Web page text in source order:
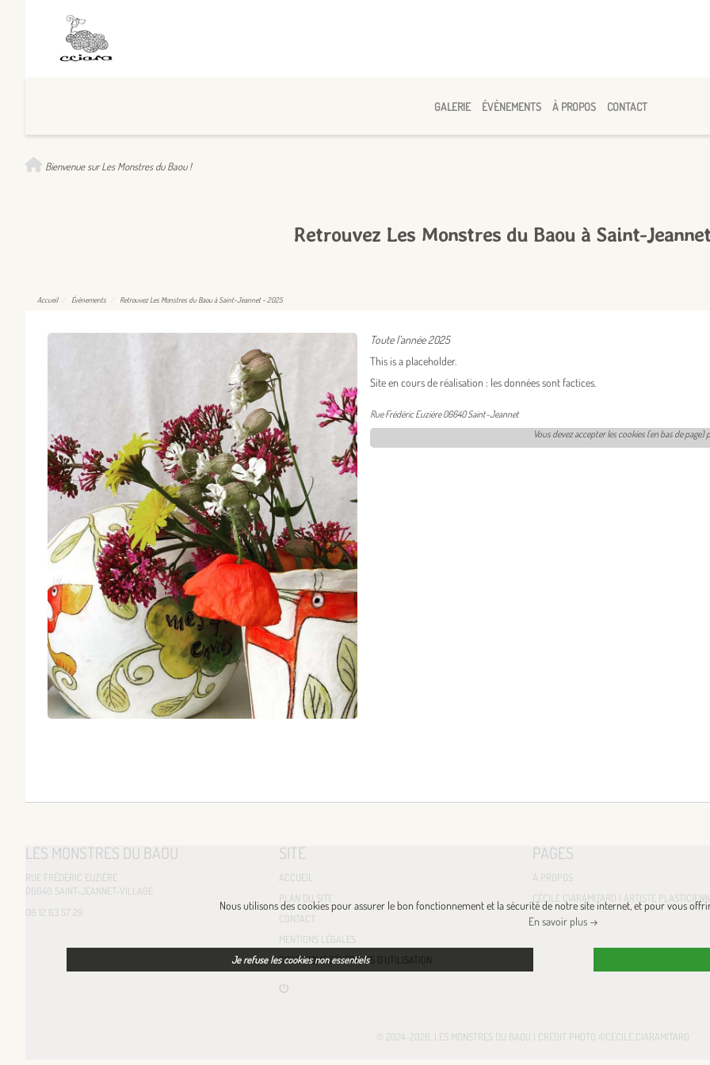
Nous utilisons des cookies pour assurer le bon fonctionnement et la sécurité de notre site internet, et pour vous
En savoir plus →
Je refuse les cookies non essentiels
GALERIE ÉVÈNEMENTS À PROPOS CONTACT
Bienvenue sur Les Monstres du Baou !
Retrouvez Les Monstres du Baou à Saint-
Accueil Évènements Retrouvez Les Monstres du Baou à Saint-Jeannet - 2025
Toute l’année 2025
This is a placeholder.
Site en cours de réalisation : les données sont factices.
Rue Frédéric Euzière 06640 Saint-Jeannet
Vous devez accepter les cookies (en bas de
LES MONSTRES DU BAOU
RUE FRÉDÉRIC EUZIÈRE
06640 SAINT-JEANNET-VILLAGE
06 12 63 57 29
SITE
ACCUEIL
PLAN DU SITE
CONTACT
MENTIONS LÉGALES
CONDITIONS GÉNÉRALES D’UTILISATION
PAGES
À PROPOS
CÉCILE CIARAMITARO | ARTISTE
© 2024-2026, LES MONSTRES DU BAOU | CRÉDIT PHOTO ©CÉCILE CIARAMITARO